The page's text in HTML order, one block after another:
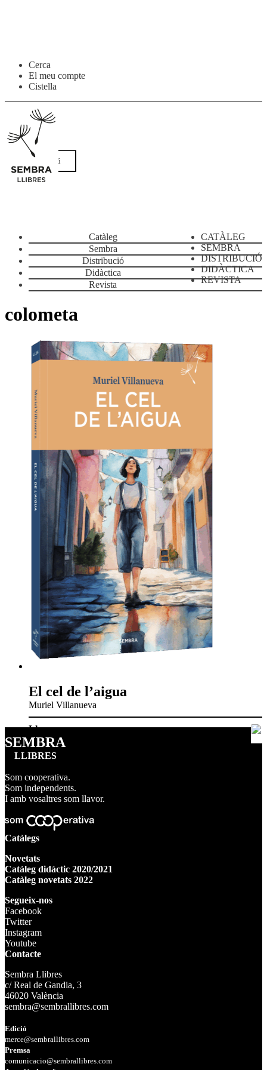
Salta
navegació
contingut
Cerca
El meu compte
Cistella
Menú
CATÀLEG
SEMBRA
DISTRIBUCIÓ
DIDÀCTICA
REVISTA
Catàleg
Sembra
Distribució
Didàctica
Revista
colometa
El cel de l’aigua
Muriel Villanueva
Llavors
SEMBRA
LLIBRES
Som cooperativa.
Som independents.
I amb vosaltres som llavor.
Catàlegs
Novetats
Catàleg didàctic 2020/2021
Catàleg novetats 2022
Segueix-nos
Facebook
Twitter
Instagram
Youtube
Contacte
Sembra Llibres
c/ Real de Gandia, 3
46020 València
sembra@sembrallibres.com
Edició
merce@sembrallibres.com
Premsa
comunicacio@sembrallibres.com